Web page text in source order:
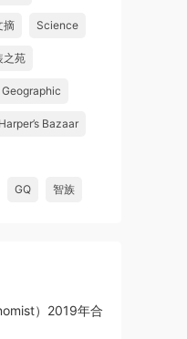
摘 Science
之苑
Harper’s Bazaar
GQ 智族
）2019年合